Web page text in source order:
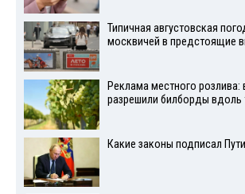
Типичная августовская
москвичей в предстоящие
Реклама местного розлива:
разрешили билборды вдоль
Какие законы подписал